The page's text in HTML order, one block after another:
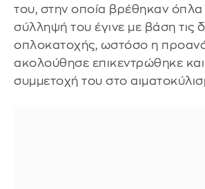
του, στην οποία βρέθηκαν όπλα
σύλληψή του έγινε με βάση τις
οπλοκατοχής, ωστόσο η
ακολούθησε επικεντρώθηκε
συμμετοχή του στο